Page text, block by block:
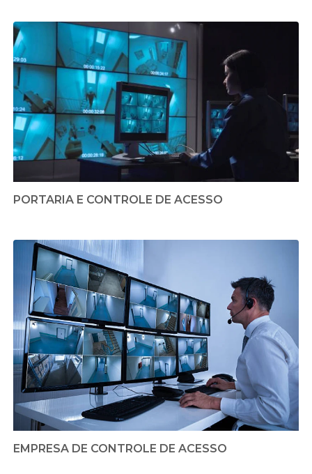
PORTARIA E CONTROLE DE ACESSO
EMPRESA DE CONTROLE DE ACESSO